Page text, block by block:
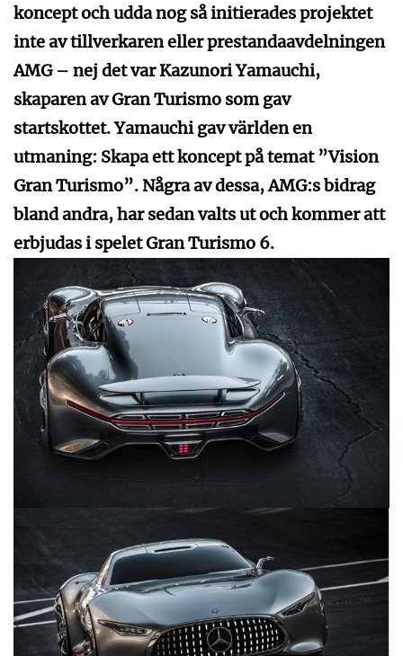
koncept och udda nog så initierades projektet
inte av tillverkaren eller prestandaavdelningen
AMG – nej det var Kazunori Yamauchi,
skaparen av Gran Turismo som gav
startskottet. Yamauchi gav världen en
utmaning: Skapa ett koncept på temat ”Vision
Gran Turismo”. Några av dessa, AMG:s bidrag
bland andra, har sedan valts ut och kommer att
erbjudas i spelet Gran Turismo 6.